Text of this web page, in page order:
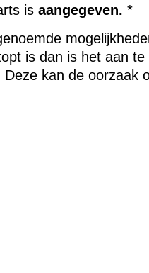
is aangegeven. *
is dan is het aan
kan de oorzaak